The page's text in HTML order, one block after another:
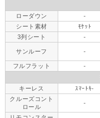
ローダウン -
シート素材
ﾓｹｯﾄ
3列シート
-
サンルーフ -
フルフラット -
キーレス ｽﾏｰﾄｷ-
クルーズコント
ロール
-